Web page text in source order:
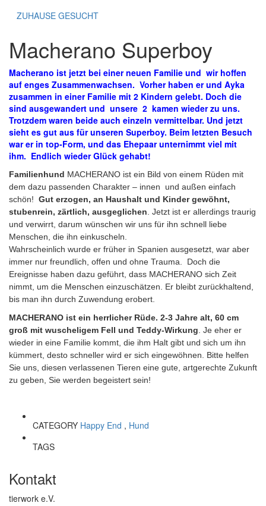
ZUHAUSE GESUCHT
Macherano Superboy
Macherano ist jetzt bei einer neuen Familie und wir hoffen
auf enges Zusammenwachsen. Vorher haben er und Ayka
zusammen in einer Familie mit 2 Kindern gelebt. Doch die
sind ausgewandert und unsere 2 kamen wieder zu uns.
Trotzdem waren beide auch einzeln vermittelbar. Und jetzt
sieht es gut aus für unseren Superboy. Beim letzten Besuch
war er in top-Form, und das Ehepaar unternimmt viel mit
ihm. Endlich wieder Glück gehabt!
Familienhund MACHERANO ist ein Bild von einem Rüden mit
dem dazu passenden Charakter – innen und außen einfach
schön! Gut erzogen, an Haushalt und Kinder gewöhnt,
stubenrein, zärtlich, ausgeglichen . Jetzt ist er allerdings traurig
und verwirrt, darum wünschen wir uns für ihn schnell liebe
Menschen, die ihn einkuscheln.
Wahrscheinlich wurde er früher in Spanien ausgesetzt, war aber
immer nur freundlich, offen und ohne Trauma. Doch die
Ereignisse haben dazu geführt, dass MACHERANO sich Zeit
nimmt, um die Menschen einzuschätzen. Er bleibt zurückhaltend,
bis man ihn durch Zuwendung erobert.
MACHERANO ist ein herrlicher Rüde. 2-3 Jahre alt, 60 cm
groß mit wuscheligem Fell und Teddy-Wirkung . Je eher er
wieder in eine Familie kommt, die ihm Halt gibt und sich um ihn
kümmert, desto schneller wird er sich eingewöhnen. Bitte helfen
Sie uns, diesen verlassenen Tieren eine gute, artgerechte Zukunft
zu geben, Sie werden begeistert sein!
CATEGORY Happy End , Hund
TAGS
Kontakt
tierwork e.V.